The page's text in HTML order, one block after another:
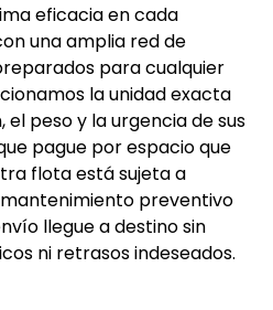
eficacia en cada
una amplia red de
para cualquier
la unidad exacta
peso y la urgencia de sus
pague por espacio que
flota está sujeta a
preventivo
llegue a destino sin
ni retrasos indeseados.